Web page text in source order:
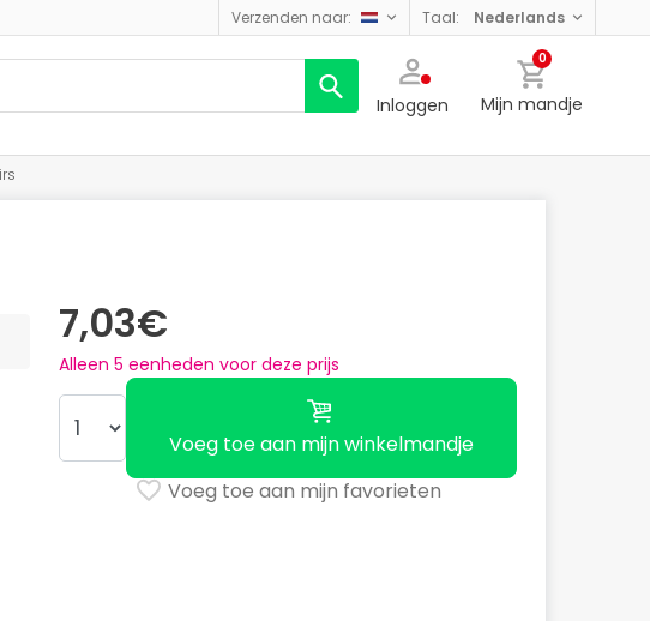
verzenden naar: taal: nederlands
Inloggen
0
Mijn mandje
7,03€
Alleen 5 eenheden voor deze prijs
Voeg toe aan mijn winkelmandje
Voeg toe aan mijn favorieten